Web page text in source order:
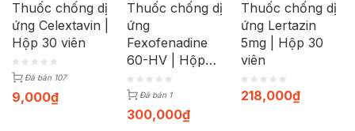
Thuốc chống dị
ứng Celextavin |
Hộp 30 viên
Đã bán 107
9,000₫
Thuốc chống dị
ứng
Fexofenadine
60-HV | Hộp
100 viên
Đã bán 1
300,000₫
Thuốc chống dị
ứng Lertazin
5mg | Hộp 30
viên
218,000₫